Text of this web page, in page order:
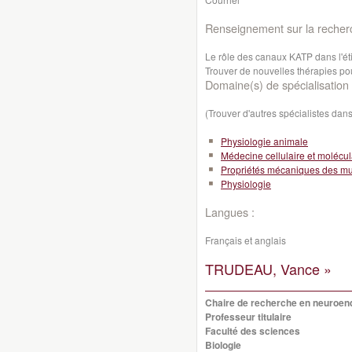
Renseignement sur la
Le rôle des canaux KATP dans
Trouver de nouvelles thérapies
Domaine(s) de spécialisation
(Trouver d'autres spécialistes
Physiologie animale
Médecine cellulaire et
Propriétés mécaniques des
Physiologie
Langues :
Français et anglais
TRUDEAU, Vance »
Chaire de recherche en
Professeur titulaire
Faculté des sciences
Biologie